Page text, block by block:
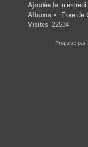
Ajoutée le mercredi
Albums
Flore de
Visites 22534
Propulsé par